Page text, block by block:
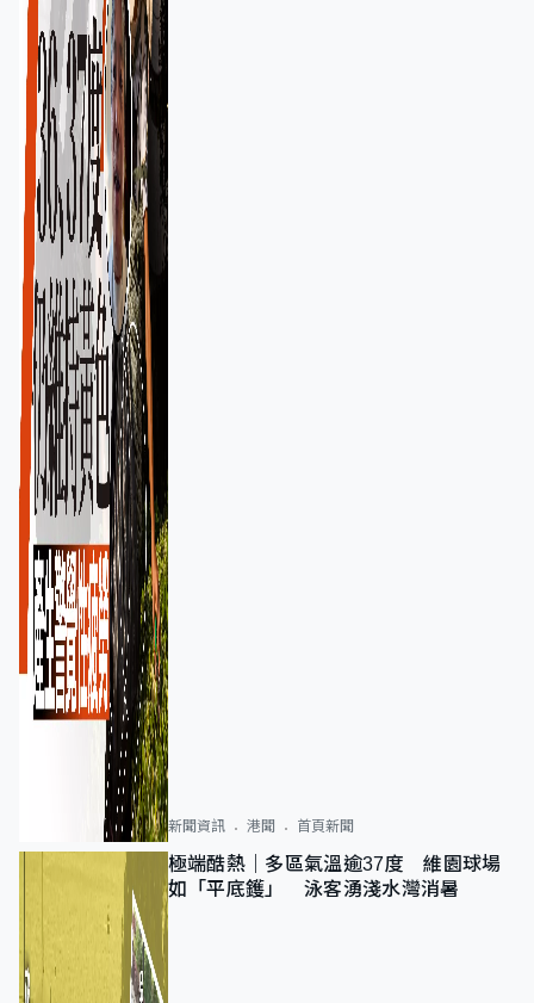
新聞資訊 港聞 首頁新聞
極端酷熱｜多區氣溫逾37度 維園球場
如「平底鑊」 泳客湧淺水灣消暑